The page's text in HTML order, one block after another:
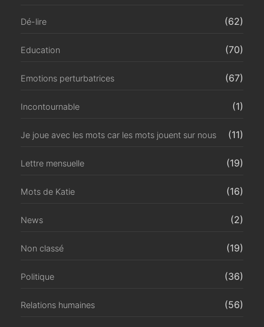
Dé-lire (62)
Education (70)
Emotions perturbatrices (67)
Incontournable (1)
Je joue avec les mots car les mots jouent sur nous (11)
Lettre mensuelle (19)
Mots de Katie (16)
News (2)
Non classé (19)
Politique (36)
Relations humaines (56)